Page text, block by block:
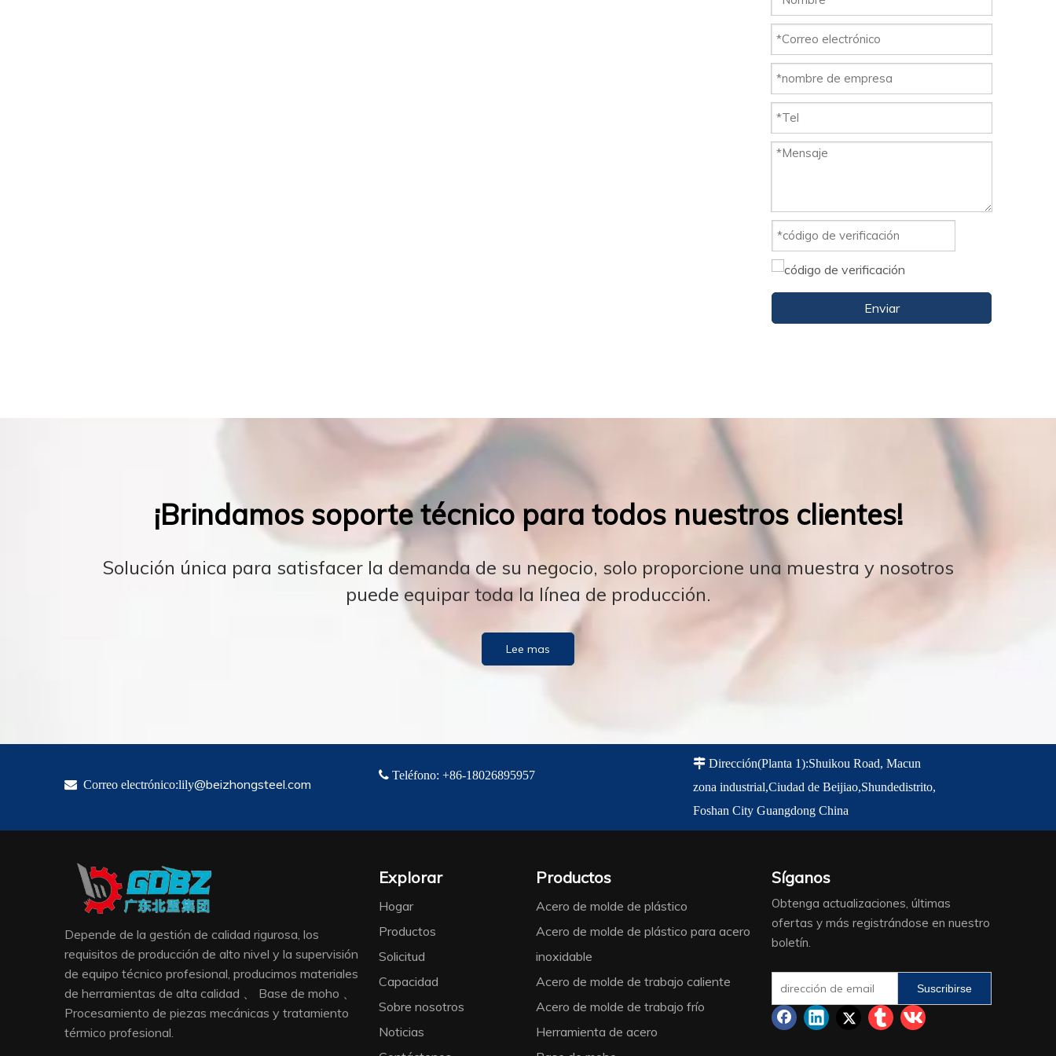
Enviar
¡Brindamos soporte técnico para todos nuestros clientes!
Solución única para satisfacer la demanda de su negocio, solo proporcione una muestra y nosotros
puede equipar toda la línea de producción.
Lee mas
 Correo electrónico:lily@beizhongsteel.com
 Teléfono: +86-18026895957
 Dirección(Planta 1):Shuikou Road, Macun
zona industrial, Ciudad de Beijiao, Shundedistrito,
Foshan City Guangdong China
Depende de la gestión de calidad rigurosa, los
requisitos de producción de alto nivel y la supervisión
de equipo técnico profesional, producimos materiales
de herramientas de alta calidad 、 Base de moho 、
Procesamiento de piezas mecánicas y tratamiento
térmico profesional.
Explorar
Hogar
Productos
Solicitud
Capacidad
Sobre nosotros
Noticias
Productos
Acero de molde de plástico
Acero de molde de plástico para acero
inoxidable
Acero de molde de trabajo caliente
Acero de molde de trabajo frío
Herramienta de acero
Síganos
Obtenga actualizaciones, últimas
ofertas y más registrándose en nuestro
boletín.
Suscribirse